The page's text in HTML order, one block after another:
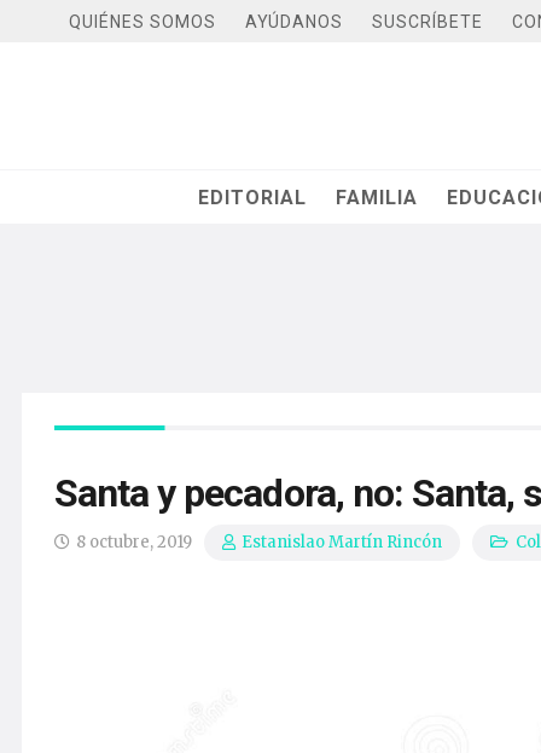
QUIÉNES SOMOS AYÚDANOS SUSCRÍBETE
EDITORIAL FAMILIA
Santa y pecadora, no: Santa,
8 octubre, 2019 Estanislao Martín Rincón